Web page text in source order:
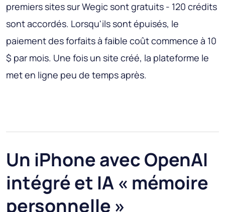
premiers sites sur Wegic sont gratuits - 120 crédits
sont accordés. Lorsqu'ils sont épuisés, le
paiement des forfaits à faible coût commence à 10
$ par mois. Une fois un site créé, la plateforme le
met en ligne peu de temps après.
Un iPhone avec OpenAI
intégré et IA « mémoire
personnelle »